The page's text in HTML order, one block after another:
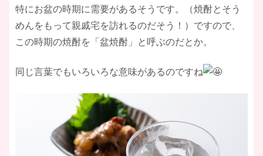
特にお盆の時期に需要があるそうです。（焼酎とそう
めんをもって親戚宅を訪れるのだそう！）ですので、
この時期の焼酎を「盆焼酎」と呼ぶのだとか。​
同じ言葉でもいろいろな意味があるのですね